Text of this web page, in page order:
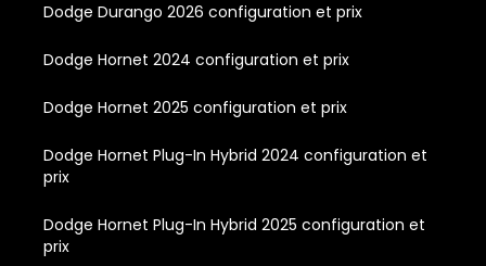
Dodge Durango 2026 configuration et prix
Dodge Hornet 2024 configuration et prix
Dodge Hornet 2025 configuration et prix
Dodge Hornet Plug-In Hybrid 2024 configuration et
prix
Dodge Hornet Plug-In Hybrid 2025 configuration et
prix